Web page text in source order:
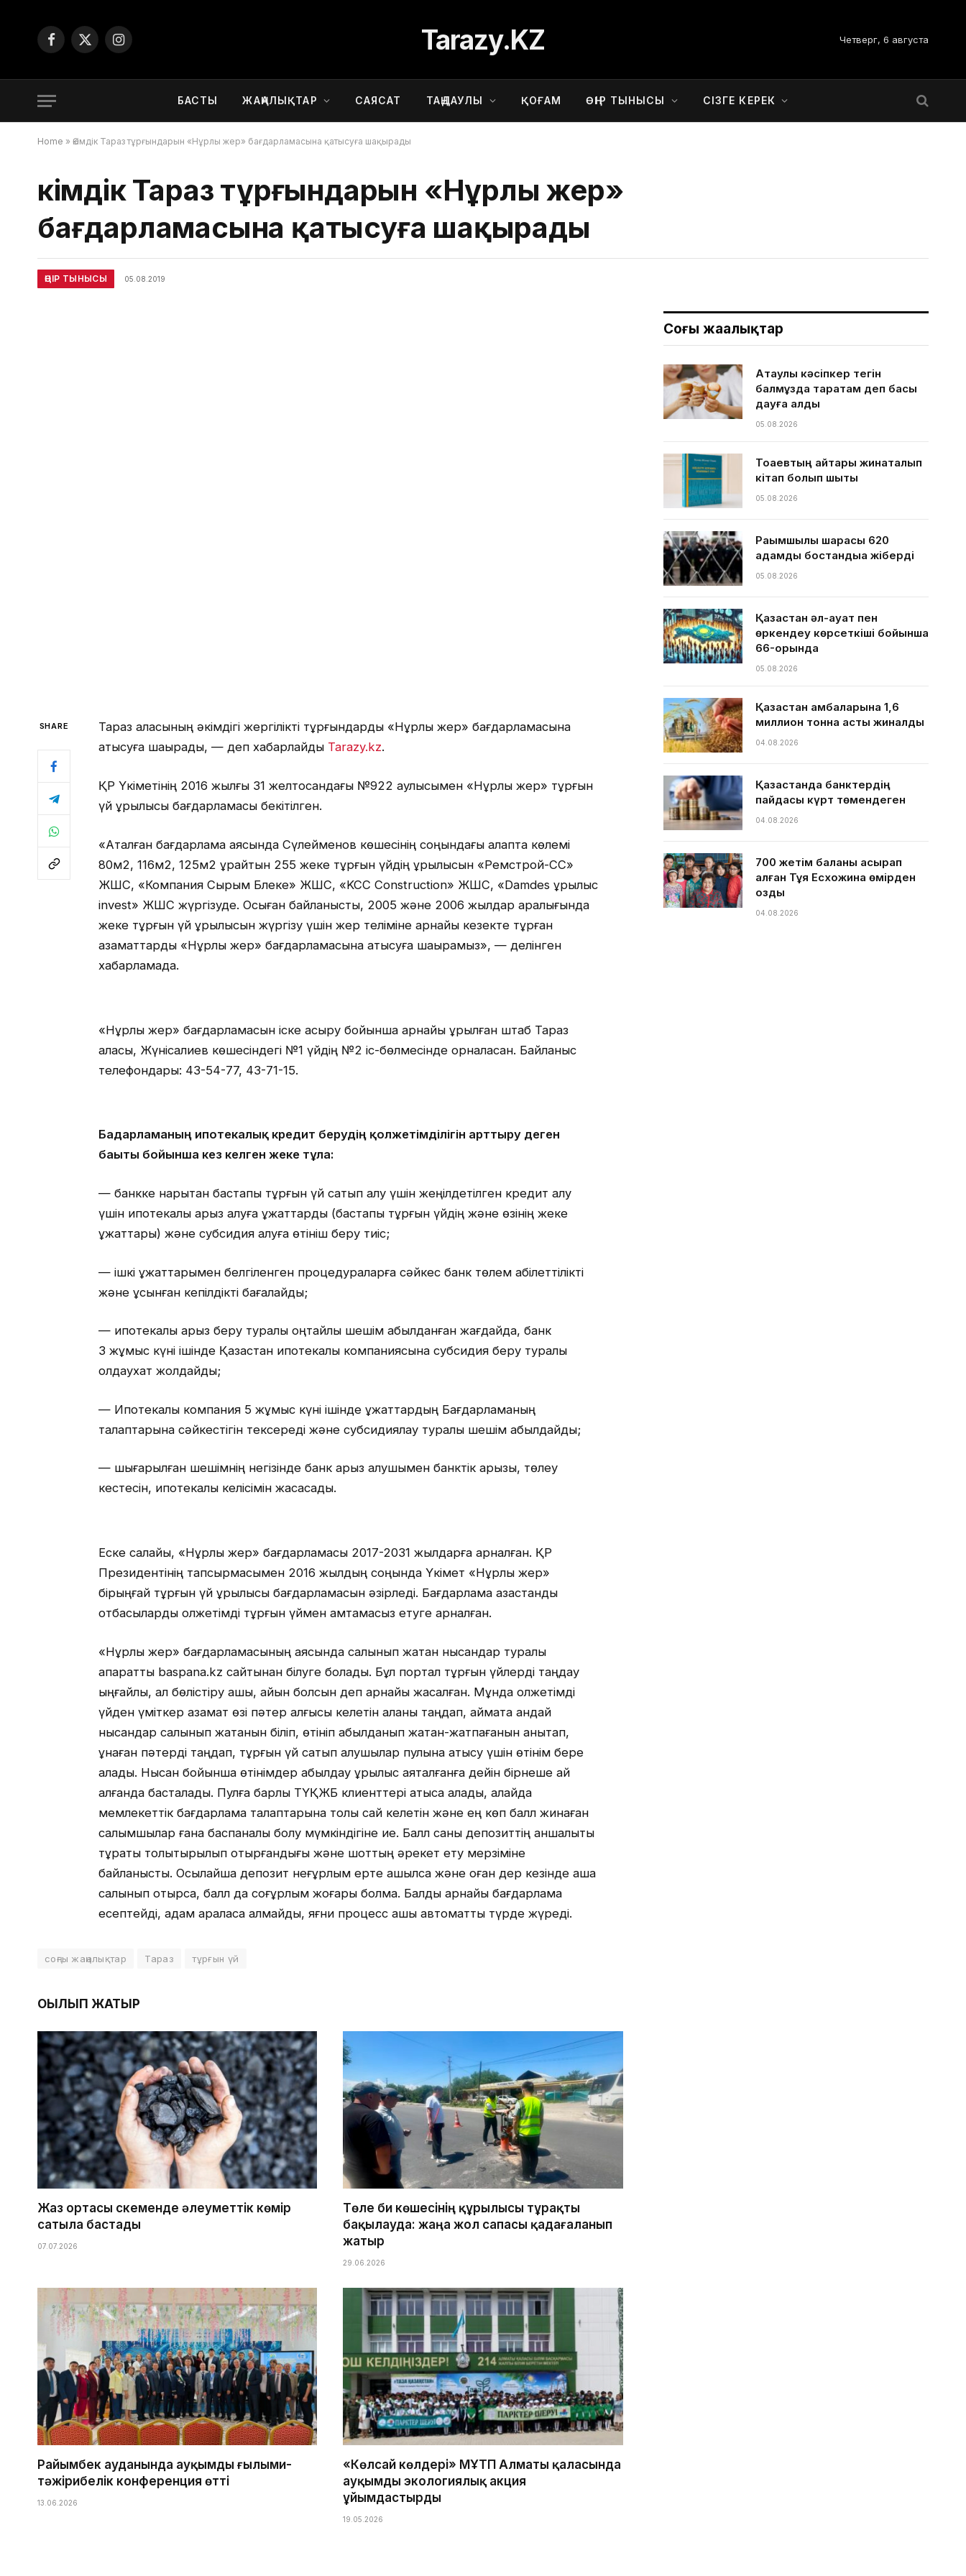
Facebook
X
Instagram Tarazy.KZ Четверг, 6 августа
БАСТЫ ЖАҢАЛЫҚТАР САЯСАТ ТАҢДАУЛЫ ҚОҒАМ ӨҢІР ТЫНЫСЫ СІЗГЕ КЕРЕК
Home » Әкімдік Тараз тұрғындарын «Нұрлы жер» бағдарламасына қатысуға шақырады
Әкімдік Тараз тұрғындарын «Нұрлы жер»
бағдарламасына қатысуға шақырады
ӨҢІР ТЫНЫСЫ 05.08.2019
SHARE
Тараз қаласының әкімдігі жергілікті тұрғындарды «Нұрлы жер» бағдарламасына
қатысуға шақырады, — деп хабарлайды Tarazy.kz.
ҚР Үкіметінің 2016 жылғы 31 желтоқсандағы №922 қаулысымен «Нұрлы жер» тұрғын
үй құрылысы бағдарламасы бекітілген.
«Аталған бағдарлама аясында Сүлейменов көшесінің соңындағы алқапта көлемі
80м2, 116м2, 125м2 құрайтын 255 жеке тұрғын үйдің құрылысын «Ремстрой-СС»
ЖШС, «Компания Сырым Блеке» ЖШС, «KCC Construction» ЖШС, «Damdes құрылыс
invest» ЖШС жүргізуде. Осыған байланысты, 2005 және 2006 жылдар аралығында
жеке тұрғын үй құрылысын жүргізу үшін жер теліміне арнайы кезекте тұрған
азаматтарды «Нұрлы жер» бағдарламасына қатысуға шақырамыз», — делінген
хабарламада.
«Нұрлы жер» бағдарламасын іске асыру бойынша арнайы құрылған штаб Тараз
қаласы, Жүнісалиев көшесіндегі №1 үйдің №2 іс-бөлмесінде орналасқан. Байланыс
телефондары: 43-54-77, 43-71-15.
Бағдарламаның ипотекалық кредит берудің қолжетімділігін арттыру деген
бағыты бойынша кез келген жеке тұлға:
— банкке нарықтан бастапқы тұрғын үй сатып алу үшін жеңілдетілген кредит алу
үшін ипотекалық қарыз алуға құжаттарды (бастапқы тұрғын үйдің және өзінің жеке
құжаттары) және субсидия алуға өтініш беру тиіс;
— ішкі құжаттарымен белгіленген процедураларға сәйкес банк төлем қабілеттілікті
және ұсынған кепілдікті бағалайды;
— ипотекалық қарыз беру туралы оңтайлы шешім қабылданған жағдайда, банк
3 жұмыс күні ішінде Қазақстан ипотекалық компаниясына субсидия беру туралы
қолдаухат жолдайды;
— Ипотекалық компания 5 жұмыс күні ішінде құжаттардың Бағдарламаның
талаптарына сәйкестігін тексереді және субсидиялау туралы шешім қабылдайды;
— шығарылған шешімнің негізінде банк қарыз алушымен банктік қарызы, төлеу
кестесін, ипотекалық келісімін жасасады.
Еске салайық, «Нұрлы жер» бағдарламасы 2017-2031 жылдарға арналған. ҚР
Президентінің тапсырмасымен 2016 жылдың соңында Үкімет «Нұрлы жер»
бірыңғай тұрғын үй құрылысы бағдарламасын әзірледі. Бағдарлама қазақстандық
отбасыларды қолжетімді тұрғын үймен қамтамасыз етуге арналған.
«Нұрлы жер» бағдарламасының аясында салынып жатқан нысандар туралы
ақпаратты baspana.kz сайтынан білуге болады. Бұл портал тұрғын үйлерді таңдау
ыңғайлы, ал бөлістіру ашық, айқын болсын деп арнайы жасалған. Мұнда қолжетімді
үйден үміткер азамат өзі пәтер алғысы келетін қаланы таңдап, аймақта қандай
нысандар салынып жатқанын біліп, өтініп қабылданып жатқан-жатпағанын анықтап,
ұнаған пәтерді таңдап, тұрғын үй сатып алушылар пулына қатысу үшін өтінім бере
алады. Нысан бойынша өтінімдер қабылдау құрылыс аяқталғанға дейін бірнеше ай
қалғанда басталады. Пулға барлық ТҮҚЖБ клиенттері қатыса алады, алайда
мемлекеттік бағдарлама талаптарына толық сай келетін және ең көп балл жинаған
салымшылар ғана баспаналы болу мүмкіндігіне ие. Балл саны депозиттің қаншалықты
тұрақты толықтырылып отырғандығы және шоттың әрекет ету мерзіміне
байланысты. Осылайша депозит неғұрлым ерте ашылса және оған дер кезінде ақша
салынып отырса, балл да соғұрлым жоғары болмақ. Балды арнайы бағдарлама
есептейді, адам араласа алмайды, яғни процесс ашық автоматты түрде жүреді.
соңғы жаңалықтар Тараз тұрғын үй
ОҚЫЛЫП ЖАТЫР
Жаз ортасы Өскеменде әлеуметтік көмір
сатыла бастады
07.07.2026
Төле би көшесінің құрылысы тұрақты
бақылауда: жаңа жол сапасы қадағаланып
жатыр
29.06.2026
Райымбек ауданында ауқымды ғылыми-
тәжірибелік конференция өтті
13.06.2026
«Көлсай көлдері» МҰТП Алматы қаласында
ауқымды экологиялық акция
ұйымдастырды
19.05.2026
Соңғы жаңалықтар
Ақтаулық кәсіпкер тегін
балмұздақ таратам деп басы
дауға қалды
05.08.2026
Тоқаевтың айтқары жинақталып
кітап болып шықты
05.08.2026
Рақымшылық шарасы 620
адамды бостандыққа жіберді
05.08.2026
Қазақстан әл-ауқат пен
өркендеу көрсеткіші бойынша
66-орында
05.08.2026
Қазақстан қамбаларына 1,6
миллион тонна астық жиналды
04.08.2026
Қазақстанда банктердің
пайдасы күрт төмендеген
04.08.2026
700 жетім баланы асырап
алған Тұяқ Есхожина өмірден
озды
04.08.2026